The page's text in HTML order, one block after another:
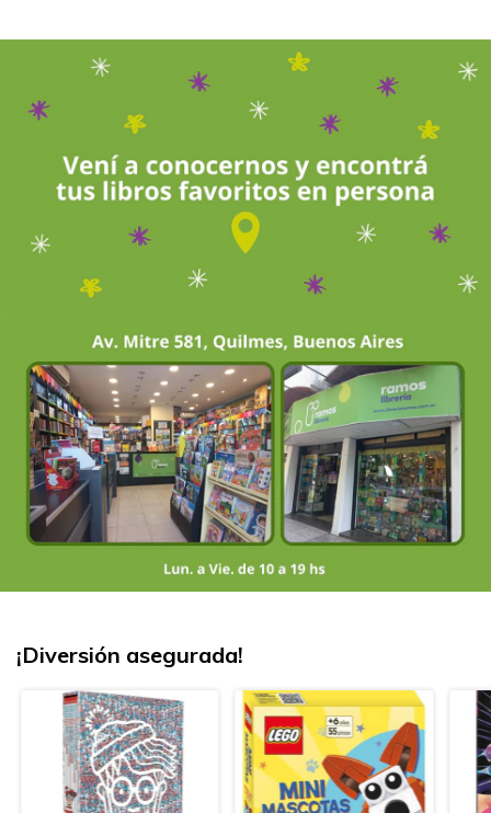
¡Diversión asegurada!